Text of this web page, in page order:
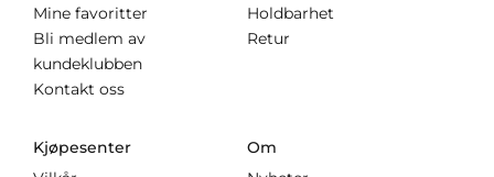
Mine favoritter
Bli medlem av
kundeklubben
Kontakt oss
Holdbarhet
Retur
Kjøpesenter Om